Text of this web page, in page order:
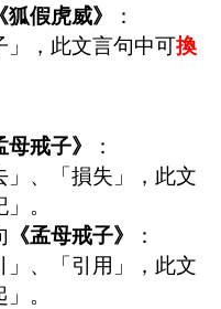
《狐假虎威》
：
」，此文言句中可換
母戒子》
：
」、「損失」，此文
。
《孟母戒子》
：
」、「引用」，此文
。